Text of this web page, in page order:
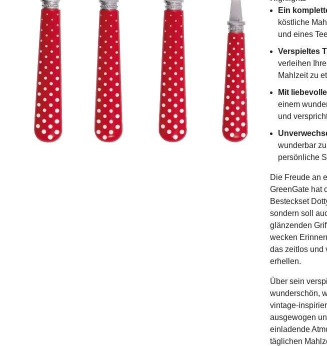
Ein
köstliche
und eines
Verspieltes
verleihen
Mahlzeit zu
Mit
einem
und
wunderbar
persönliche
Die Freude an
GreenGate hat
Besteckset
sondern soll
glänzenden
wecken
das zeitlos und
erhellen.
Über sein
wunderschön,
vintage-
ausgewogen
einladende
täglichen